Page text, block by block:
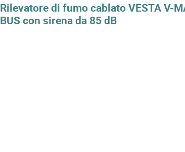
Rilevatore di fumo cablato VESTA V-
BUS con sirena da 85 dB